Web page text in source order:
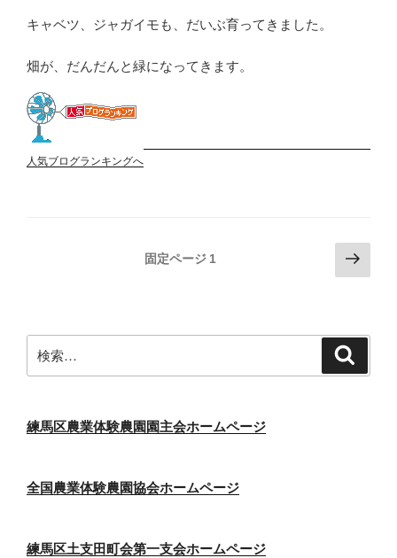
キャベツ、ジャガイモも、だいぶ育ってきました。
畑が、だんだんと緑になってきます。
人気ブログランキングへ
ー
ジ
り
固定ページ 1
次
の
ジ
索:
練馬区農業体験農園園主会ホームページ
全国農業体験農園協会ホームページ
練馬区土支田町会第一支会ホームページ